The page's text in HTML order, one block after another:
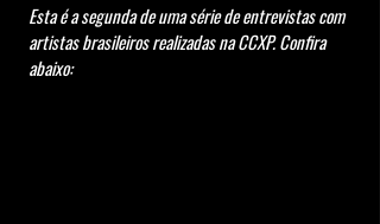
Esta é a segunda de uma série de entrevistas com
artistas brasileiros realizadas na CCXP. Confira
abaixo: